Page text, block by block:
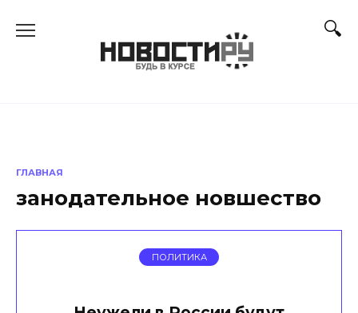
ГЛАВНАЯ
занодательное новшество
ПОЛИТИКА